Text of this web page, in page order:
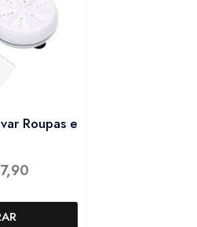
Roupas e